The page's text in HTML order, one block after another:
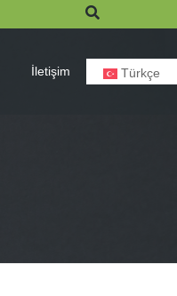
İletişim Türkçe